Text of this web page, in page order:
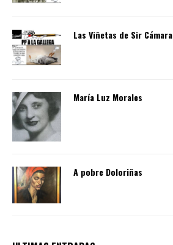
Las Viñetas de Sir Cámara
María Luz Morales
A pobre Doloriñas